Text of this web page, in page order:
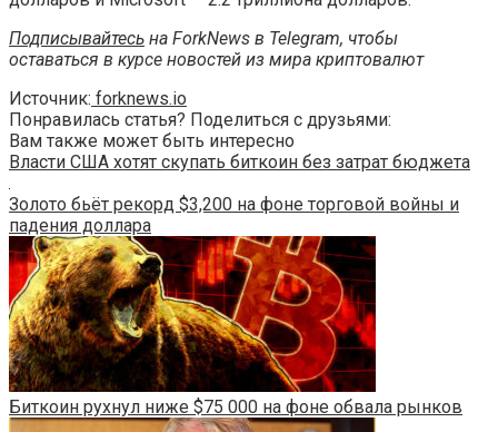
Подписывайтесь на ForkNews в Telegram, чтобы
оставаться в курсе новостей из мира криптовалют
Источник: forknews.io
Понравилась статья? Поделиться с друзьями:
Вам также может быть интересно
Власти США хотят скупать биткоин без затрат бюджета
Золото бьёт рекорд $3,200 на фоне торговой войны и
падения доллара
Биткоин рухнул ниже $75 000 на фоне обвала рынков